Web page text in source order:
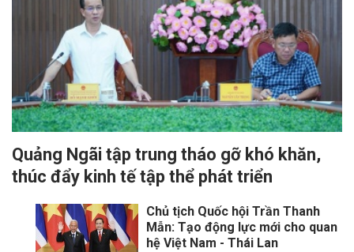
Quảng Ngãi tập trung tháo gỡ khó khăn,
thúc đẩy kinh tế tập thể phát triển
Chủ tịch Quốc hội Trần Thanh
Mẫn: Tạo động lực mới cho quan
hệ Việt Nam - Thái Lan